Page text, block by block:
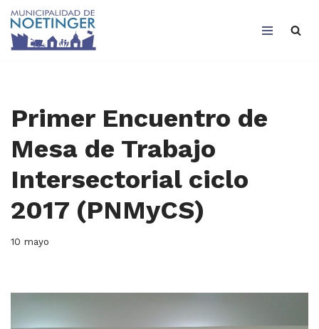
Saltar
Primer Encuentro de
Mesa de Trabajo
Intersectorial ciclo
2017 (PNMyCS)
10 mayo